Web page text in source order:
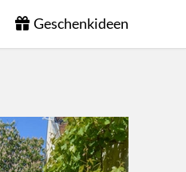
Geschenkideen